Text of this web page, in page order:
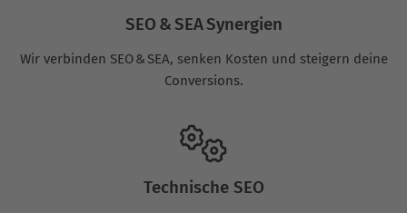
SEO & SEA Synergien
Wir verbinden SEO & SEA, senken Kosten und steigern deine
Conversions.
Technische SEO